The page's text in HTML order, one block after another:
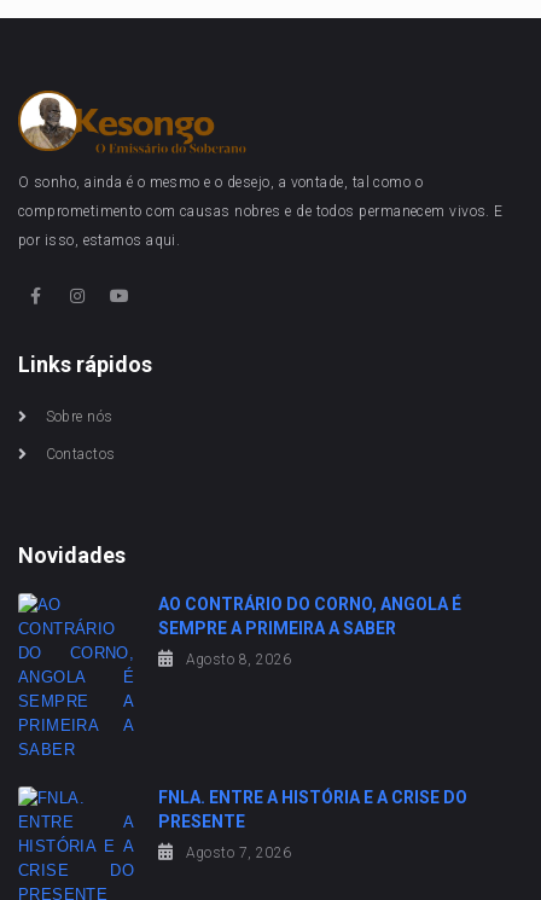
O sonho, ainda é o mesmo e o desejo, a vontade, tal como o
comprometimento com causas nobres e de todos permanecem vivos. E
por isso, estamos aqui.
Links rápidos
Sobre nós
Contactos
Novidades
AO CONTRÁRIO DO CORNO, ANGOLA É
SEMPRE A PRIMEIRA A SABER
Agosto 8, 2026
FNLA. ENTRE A HISTÓRIA E A CRISE DO
PRESENTE
Agosto 7, 2026